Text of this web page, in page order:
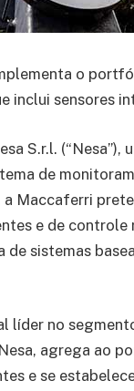
o
inclui sensores
S.r.l.
de
a Maccaferri
e de controle
sistemas
líder no
agrega ao
e se